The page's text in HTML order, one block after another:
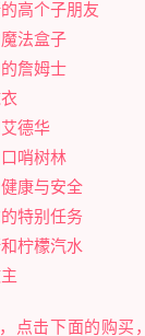
高个子朋友
法盒子
詹姆士
德华
哨树林
康与安全
特别任务
柠檬汽水
点击下面的购买